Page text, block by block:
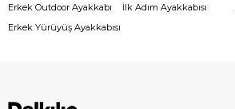
Erkek Outdoor Ayakkabı
Erkek Yürüyüş Ayakkabısı
İlk Adım Ayakkabısı